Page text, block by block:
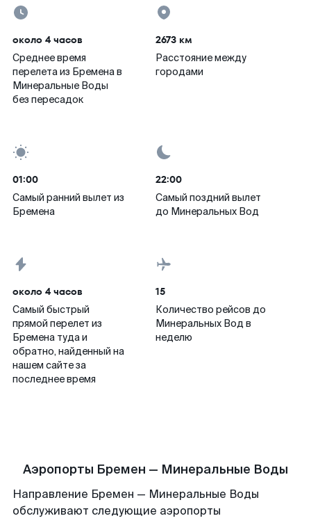
около 4 часов
Среднее время
перелета из Бремена в
Минеральные Воды
без пересадок
2673 км
Расстояние между
городами
01:00
Самый ранний вылет из
Бремена
22:00
Самый поздний вылет
до Минеральных Вод
около 4 часов
Самый быстрый
прямой перелет из
Бремена туда и
обратно, найденный на
нашем сайте за
последнее время
15
Количество рейсов до
Минеральных Вод в
неделю
Аэропорты Бремен — Минеральные Воды
Направление Бремен — Минеральные Воды
обслуживают следующие аэропорты